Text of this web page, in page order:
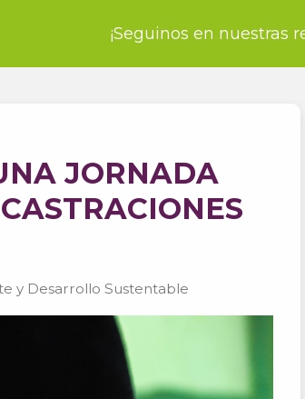
¡Seguinos en nuestras
JORNADA
y Desarrollo Sustentable